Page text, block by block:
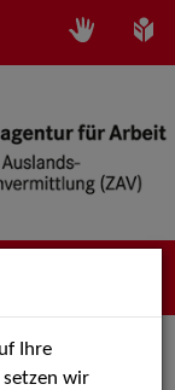
Ihre
setzen wir